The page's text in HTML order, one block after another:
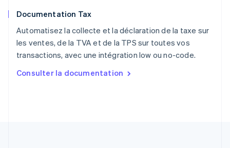
Documentation Tax
Automatisez la collecte et la déclaration de la taxe sur
les ventes, de la TVA et de la TPS sur toutes vos
transactions, avec une intégration low ou no-code.
Consulter la documentation
English
Royaume-Uni
Singapour
English简体中文
English